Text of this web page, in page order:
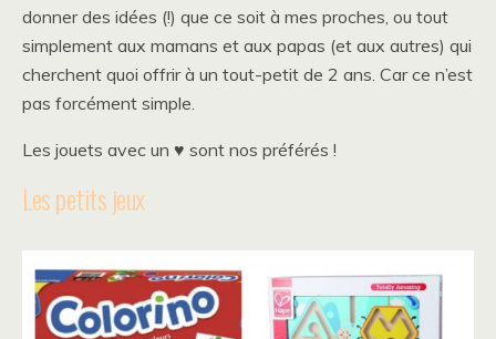
donner des idées (!) que ce soit à mes proches, ou tout
simplement aux mamans et aux papas (et aux autres) qui
cherchent quoi offrir à un tout-petit de 2 ans. Car ce n’est
pas forcément simple.
Les jouets avec un ♥ sont nos préférés !
Les petits jeux